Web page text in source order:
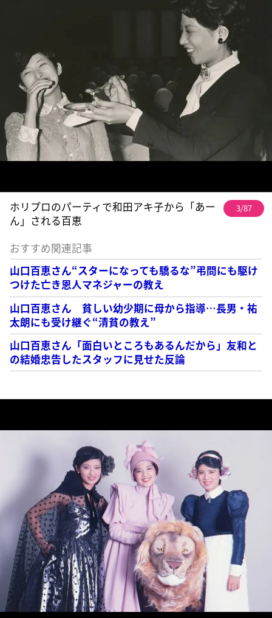
ホリプロのパーティで和田アキ子から「あー
ん」される百恵
3/87
おすすめ関連記事
山口百恵さん“スターになっても驕るな”弔問にも駆け
つけた亡き恩人マネジャーの教え
山口百恵さん 貧しい幼少期に母から指導…長男・祐
太朗にも受け継ぐ“清貧の教え”
山口百恵さん「面白いところもあるんだから」友和と
の結婚忠告したスタッフに見せた反論